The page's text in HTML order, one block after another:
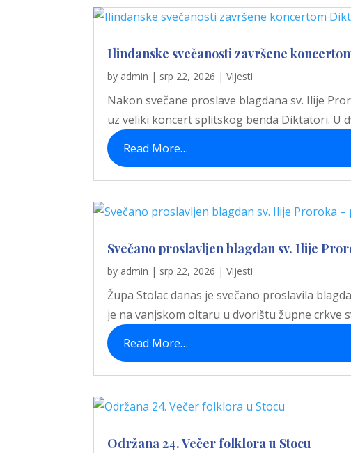
Ilindanske svečanosti završene
by admin | srp 22, 2026 |Vijesti
Nakon svečane proslave blagdana sv. Ilije
uz veliki koncert splitskog benda Diktatori. U
Read More…
Svečano proslavljen blagdan sv. Ilije
by admin | srp 22, 2026 |Vijesti
Župa Stolac danas je svečano proslavila
je na vanjskom oltaru u dvorištu župne crkve
Read More…
Održana 24. Večer folklora u Stocu